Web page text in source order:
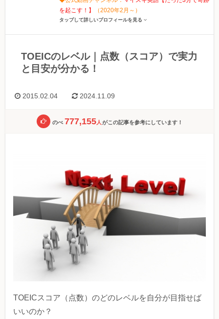
を起こす！】
（2020年2月～）
タップして詳しいプロフィールを見る
TOEICのレベル｜点数（スコア）で実力
と目安が分かる！
2015.02.04 2024.11.09
のべ 777,155人 がこの記事を参考にしています！
TOEICスコア（点数）のどのレベルを自分が目指せば
いいのか？